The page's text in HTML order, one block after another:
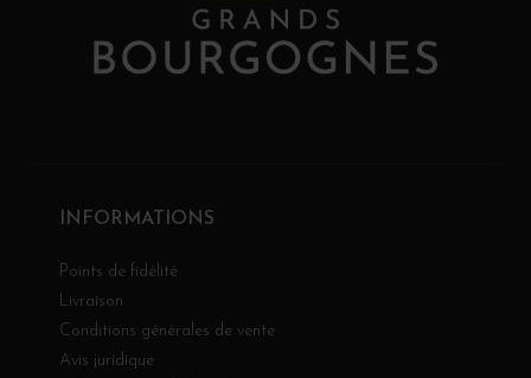
INFORMATIONS
Points de fidélité
Livraison
Conditions générales de vente
Avis juridique